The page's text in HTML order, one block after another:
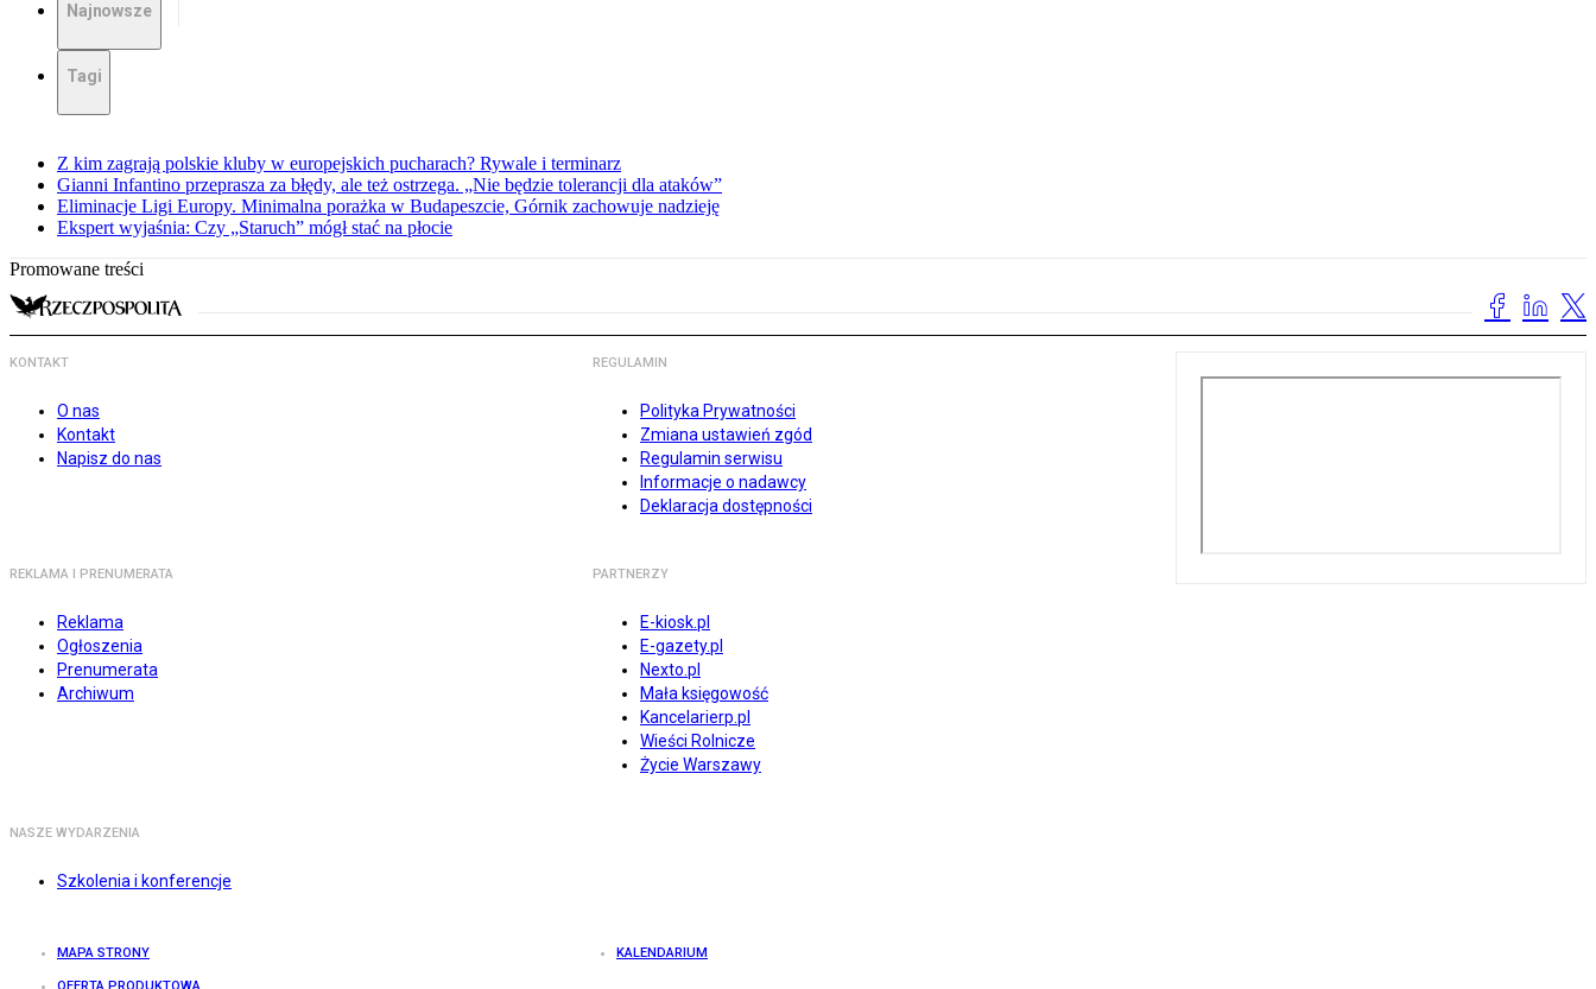
Najnowsze
Tagi
Z kim zagrają polskie kluby w europejskich pucharach? Rywale i terminarz
Gianni Infantino przeprasza za błędy, ale też ostrzega. „Nie będzie tolerancji dla ataków”
Eliminacje Ligi Europy. Minimalna porażka w Budapeszcie, Górnik zachowuje nadzieję
Ekspert wyjaśnia: Czy „Staruch” mógł stać na płocie
Promowane treści
KONTAKT
O nas
Kontakt
Napisz do nas
REGULAMIN
Polityka Prywatności
Zmiana ustawień zgód
Regulamin serwisu
Informacje o nadawcy
Deklaracja dostępności
REKLAMA I PRENUMERATA
Reklama
Ogłoszenia
Prenumerata
Archiwum
PARTNERZY
E-kiosk.pl
E-gazety.pl
Nexto.pl
Mała księgowość
Kancelarierp.pl
Wieści Rolnicze
Życie Warszawy
NASZE WYDARZENIA
Szkolenia i konferencje
MAPA STRONY KALENDARIUM